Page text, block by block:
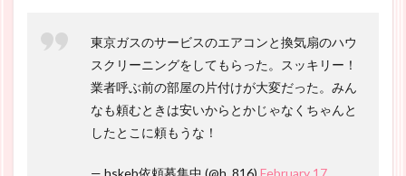
東京ガスのサービスのエアコンと換気扇のハウ
スクリーニングをしてもらった。スッキリー！
業者呼ぶ前の部屋の片付けが大変だった。みん
なも頼むときは安いからとかじゃなくちゃんと
したとこに頼もうな！
— hskeb依頼募集中 (@h_816) February 17,